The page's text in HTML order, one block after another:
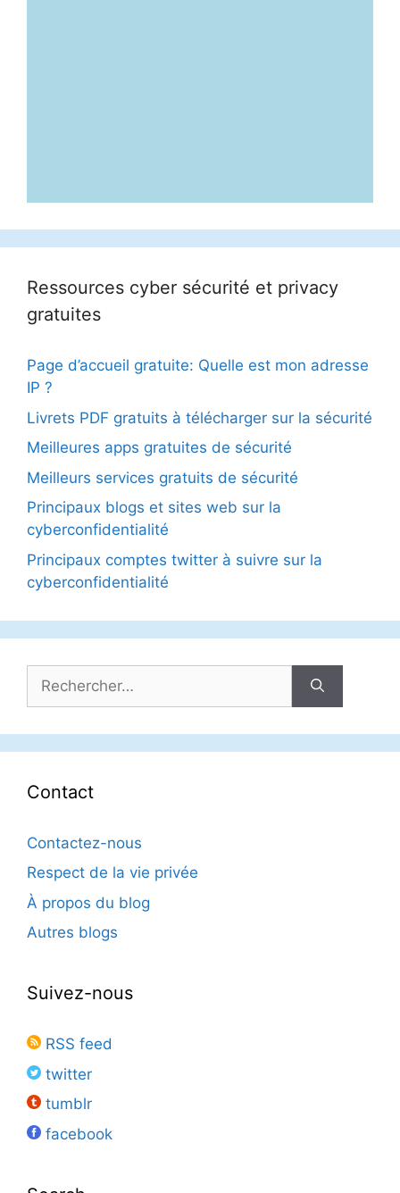
Ressources cyber sécurité et privacy
gratuites
Page d’accueil gratuite: Quelle est mon adresse
IP ?
Livrets PDF gratuits à télécharger sur la sécurité
Meilleures apps gratuites de sécurité
Meilleurs services gratuits de sécurité
Principaux blogs et sites web sur la
cyberconfidentialité
Principaux comptes twitter à suivre sur la
cyberconfidentialité
Contact
Contactez-nous
Respect de la vie privée
À propos du blog
Autres blogs
Suivez-nous
RSS feed
twitter
tumblr
facebook